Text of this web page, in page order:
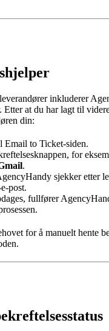
inkluderer
Etter at du har lagt til
din:
Email to Ticket-siden.
for
.
sjekker etter
post.
fullfører
for å manuelt hente